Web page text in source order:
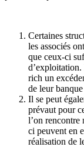
Certaines
les associés
que ceux-ci
d’exploitation.
rich un
de leur
Il se peut
prévaut pour
l’on rencontre
ci peuvent en
réalisation de